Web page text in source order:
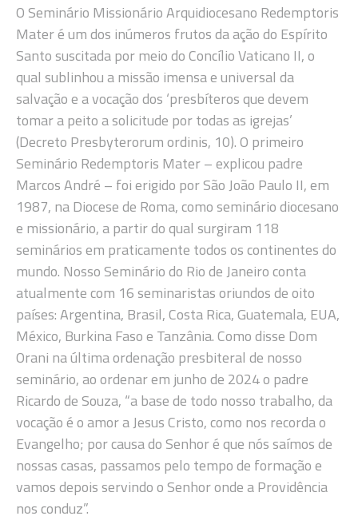
O Seminário Missionário Arquidiocesano Redemptoris
Mater é um dos inúmeros frutos da ação do Espírito
Santo suscitada por meio do Concílio Vaticano II, o
qual sublinhou a missão imensa e universal da
salvação e a vocação dos ‘presbíteros que devem
tomar a peito a solicitude por todas as igrejas’
(Decreto Presbyterorum ordinis, 10). O primeiro
Seminário Redemptoris Mater – explicou padre
Marcos André – foi erigido por São João Paulo II, em
1987, na Diocese de Roma, como seminário diocesano
e missionário, a partir do qual surgiram 118
seminários em praticamente todos os continentes do
mundo. Nosso Seminário do Rio de Janeiro conta
atualmente com 16 seminaristas oriundos de oito
países: Argentina, Brasil, Costa Rica, Guatemala, EUA,
México, Burkina Faso e Tanzânia. Como disse Dom
Orani na última ordenação presbiteral de nosso
seminário, ao ordenar em junho de 2024 o padre
Ricardo de Souza, “a base de todo nosso trabalho, da
vocação é o amor a Jesus Cristo, como nos recorda o
Evangelho; por causa do Senhor é que nós saímos de
nossas casas, passamos pelo tempo de formação e
vamos depois servindo o Senhor onde a Providência
nos conduz”.